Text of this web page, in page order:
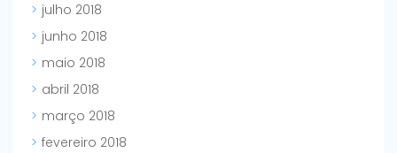
julho 2018
junho 2018
maio 2018
abril 2018
março 2018
fevereiro 2018